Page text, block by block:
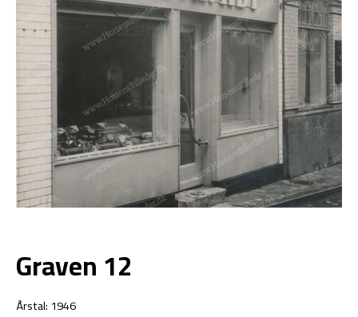
Graven 12
Årstal: 1946